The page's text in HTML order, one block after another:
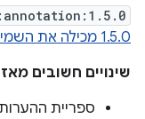
1.5.0 מכילה את השמירות האלה.
שינויים חשובים מאז